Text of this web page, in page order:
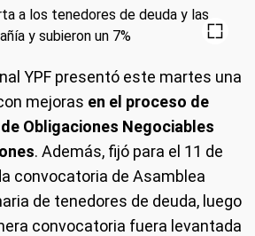
YPF presentó este martes una
mejoras en el proceso de
Obligaciones Negociables
. Además, fijó para el 11 de
convocatoria de Asamblea
de tenedores de deuda, luego
convocatoria fuera levantada